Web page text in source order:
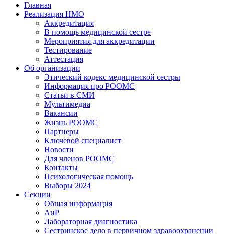
Главная
Реализация НМО
Аккредитация
В помощь медицинской сестре
Мероприятия для аккредитации
Тестирование
Аттестация
Об организации
Этический кодекс медицинской сестры
Информация про РООМС
Статьи в СМИ
Мультимедиа
Вакансии
Жизнь РООМС
Партнеры
Ключевой специалист
Новости
Для членов РООМС
Контакты
Психологическая помощь
Выборы 2024
Секции
Общая информация
АиР
Лабораторная диагностика
Сестринское дело в первичном здравоохранении